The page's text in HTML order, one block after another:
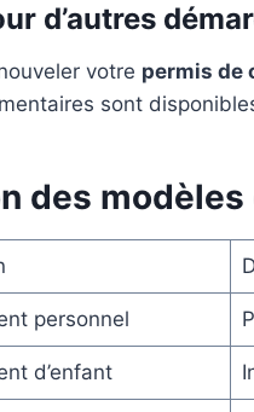
d’autres
votre permis de
sont
des
personnel
d’enfant